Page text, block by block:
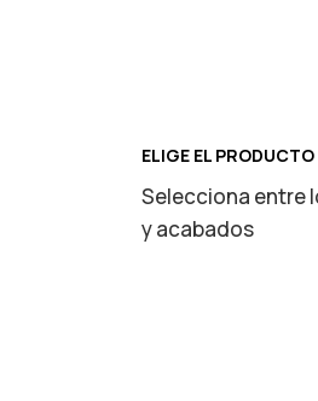
ELIGE EL PRODUCTO
Selecciona entre
y acabados